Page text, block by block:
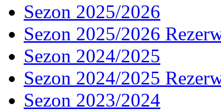
Sezon 2025/2026
Sezon 2025/2026
Sezon 2024/2025
Sezon 2024/2025
Sezon 2023/2024